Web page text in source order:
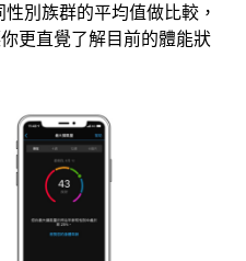
別族群的平均值做比較，
更直覺了解目前的體能狀